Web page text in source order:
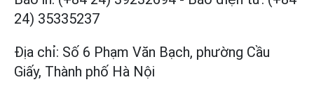
24) 35335237
Địa chỉ: Số 6 Phạm Văn Bạch, phường Cầu
Giấy, Thành phố Hà Nội